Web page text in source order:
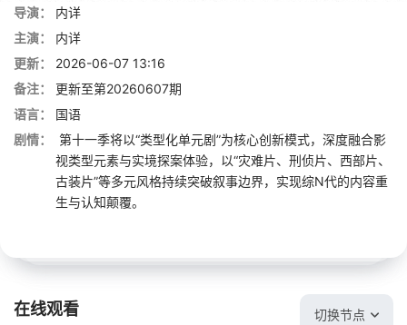
导演：
内详
主演：
内详
更新：
2026-06-07 13:16
备注：
更新至第20260607期
语言：
国语
剧情：
第十一季将以“类型化单元剧”为核心创新模式，深度融合影
视类型元素与实境探案体验，以“灾难片、刑侦片、西部片、
古装片”等多元风格持续突破叙事边界，实现综N代的内容重
生与认知颠覆。
在线观看 切换节点